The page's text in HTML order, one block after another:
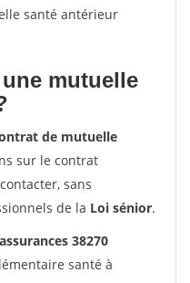
santé antérieur
mutuelle
de mutuelle
sur le contrat
sans
de la Loi sénior.
38270
santé à